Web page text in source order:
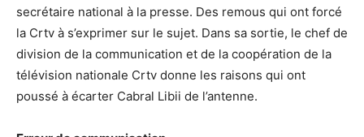
secrétaire national à la presse. Des remous qui ont forcé
la Crtv à s’exprimer sur le sujet. Dans sa sortie, le chef de
division de la communication et de la coopération de la
télévision nationale Crtv donne les raisons qui ont
poussé à écarter Cabral Libii de l’antenne.